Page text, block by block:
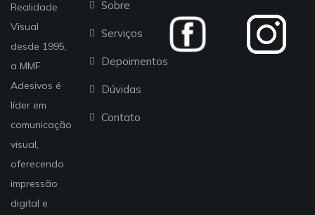
Realidade
Visual
desde 1995,
a MMF
Adesivos é
líder em
comunicação
visual,
oferecendo
impressão
digital e
Sobre
Serviços
Depoimentos
Dúvidas
Contato